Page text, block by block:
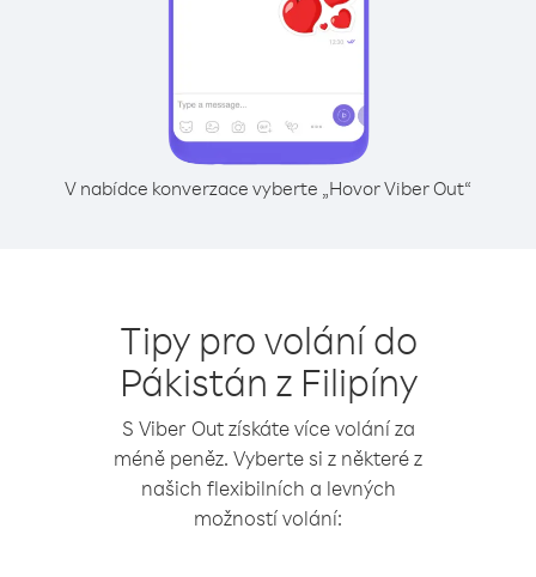
V nabídce konverzace vyberte „Hovor Viber Out“
Tipy pro volání do
Pákistán z Filipíny
S Viber Out získáte více volání za
méně peněz. Vyberte si z některé z
našich flexibilních a levných
možností volání: